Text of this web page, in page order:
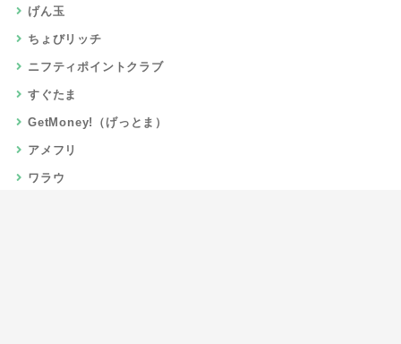
げん玉
ちょびリッチ
ニフティポイントクラブ
すぐたま
GetMoney!（げっとま）
アメフリ
ワラウ